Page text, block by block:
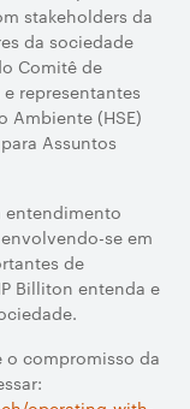
stakeholders da
da sociedade
Comitê de
representantes
Ambiente (HSE)
Assuntos
entendimento
se em
de
Billiton entenda e
o compromisso da